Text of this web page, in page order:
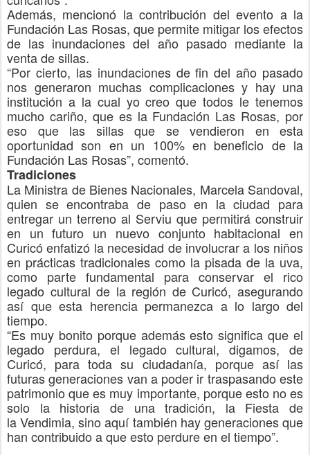
Además, mencionó la contribución del evento a la
Fundación Las Rosas, que permite mitigar los efectos
de las inundaciones del año pasado mediante la
venta de sillas.
“Por cierto, las inundaciones de fin del año pasado
nos generaron muchas complicaciones y hay una
institución a la cual yo creo que todos le tenemos
mucho cariño, que es la Fundación Las Rosas, por
eso que las sillas que se vendieron en esta
oportunidad son en un 100% en beneficio de la
Fundación Las Rosas”, comentó.
Tradiciones
La Ministra de Bienes Nacionales, Marcela Sandoval,
quien se encontraba de paso en la ciudad para
entregar un terreno al Serviu que permitirá construir
en un futuro un nuevo conjunto habitacional en
Curicóenfatizó la necesidad de involucrar a los niños
en prácticas tradicionales como la pisada de la uva,
como parte fundamental para conservar el rico
legado cultural de la región de Curicó, asegurando
así que esta herencia permanezca a lo largo del
tiempo.
“Es muy bonito porque además esto significa que el
legado perdura, el legado cultural, digamos, de
Curicó, para toda su ciudadanía, porque así las
futuras generaciones van a poder ir traspasando este
patrimonio que es muy importante, porque esto no es
solo lahistoria de una tradición, la Fiesta de
laVendimia, sino aquí también hay generaciones que
han contribuido a que esto perdure en el tiempo”.